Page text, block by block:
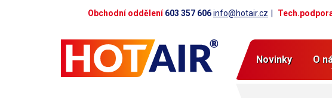
Obchodní oddělení603 357 606info@hotair.cz
Novinky O